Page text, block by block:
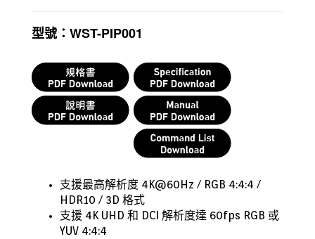
型號：WST-PIP001
支援最高解析度 4K@60Hz / RGB 4:4:4 /
HDR10 / 3D 格式
支援 4K UHD 和 DCI 解析度達 60fps RGB 或
YUV 4:4:4